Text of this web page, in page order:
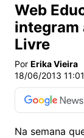
Web
integram
Livre
Por Erika Vieira
18/06/2013 11:01
Na semana